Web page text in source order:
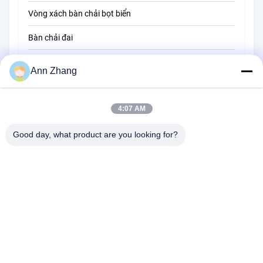
Vòng xách bàn chải bọt biển
Bàn chải đai
Bàn chải quét
Bàn chải đầu dây
Ann Zhang
4:07 AM
Good day, what product are you looking for?